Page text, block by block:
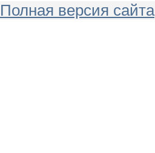
Полная версия сайта